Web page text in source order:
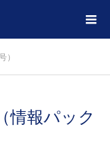
）
情報パック